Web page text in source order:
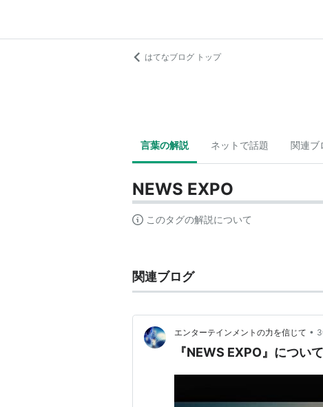
はてなブログ トップ
言葉の解説 ネットで話題 関連ブ
NEWS EXPO
このタグの解説について
関連ブログ
エンターテインメントの力を信じて •
『NEWS EXPO』につい